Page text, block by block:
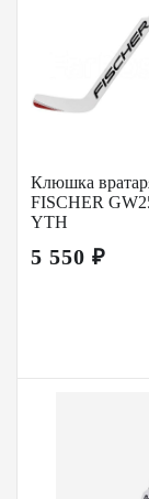
Клюшка
FISCHER
YTH
5 550 ₽